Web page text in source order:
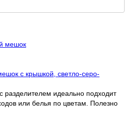
с крышкой, светло-серо-
разделителем идеально подходит
или белья по цветам. Полезно